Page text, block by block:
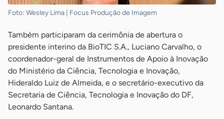
Foto: Wesley Lima | Focus Produção de Imagem
Também participaram da cerimônia de abertura o
presidente interino da BioTIC S.A., Luciano Carvalho, o
coordenador-geral de Instrumentos de Apoio à Inovação
do Ministério da Ciência, Tecnologia e Inovação,
Hideraldo Luiz de Almeida, e o secretário-executivo da
Secretaria de Ciência, Tecnologia e Inovação do DF,
Leonardo Santana.